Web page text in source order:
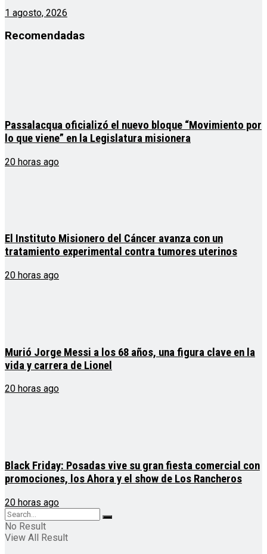
1 agosto, 2026
Recomendadas
Passalacqua oficializó el nuevo bloque “Movimiento por
lo que viene” en la Legislatura misionera
20 horas ago
El Instituto Misionero del Cáncer avanza con un
tratamiento experimental contra tumores uterinos
20 horas ago
Murió Jorge Messi a los 68 años, una figura clave en la
vida y carrera de Lionel
20 horas ago
Black Friday: Posadas vive su gran fiesta comercial con
promociones, los Ahora y el show de Los Rancheros
20 horas ago
No Result
View All Result